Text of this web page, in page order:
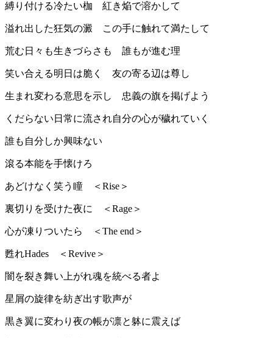
縛り付ける冷たい枷 紅き焔で溶かして
溢れ出した狂気の澱 この手に触れて満たして
荒む日々も生きづらさも 誰もが進む理
笑い合える明日は脆く 友の寄る辺は尊し
生まれ変わる意思を示し 忠義の旗を掲げよう
くだらない日常に流され自分の心が穢れていく
誰も自分しか興味ない
滾る本能を手懐けろ
あどけなく笑う瞳 ＜Rise＞
裏切りを受けた夜に ＜Rage＞
心が凍りついたら ＜The end＞
甦れHades ＜Revive＞
闇を裂き舞い上がれ魂を統べる者よ
星屑の旋律を紡ぎ出す歌声が
黒き翼に変わり夜の帳が凛と躰に震えば